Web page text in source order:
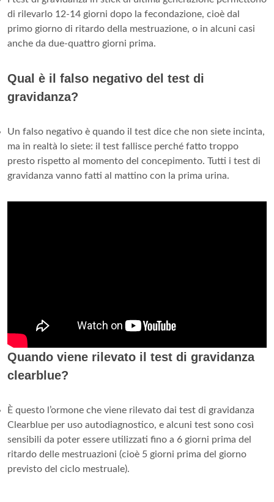
di rilevarlo 12-14 giorni dopo la fecondazione, cioè dal
primo giorno di ritardo della mestruazione, o in alcuni casi
anche da due-quattro giorni prima.
Qual è il falso negativo del test di
gravidanza?
Un falso negativo è quando il test dice che non siete incinta,
ma in realtà lo siete: il test fallisce perché fatto troppo
presto rispetto al momento del concepimento. Tutti i test di
gravidanza vanno fatti al mattino con la prima urina.
Quando viene rilevato il test di gravidanza
clearblue?
È questo l’ormone che viene rilevato dai test di gravidanza
Clearblue per uso autodiagnostico, e alcuni test sono così
sensibili da poter essere utilizzati fino a 6 giorni prima del
ritardo delle mestruazioni (cioè 5 giorni prima del giorno
previsto del ciclo mestruale).